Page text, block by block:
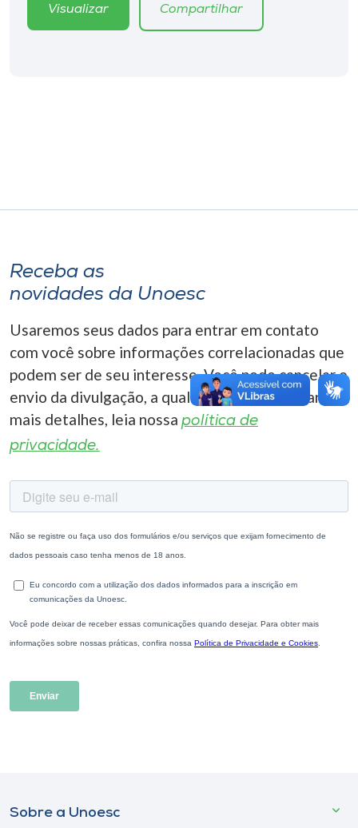
Rádio
o idioma
A-
Visualizar Compartilhar
Receba as
novidades da Unoesc
Usaremos seus dados para entrar em contato
com você sobre informações correlacionadas que
podem ser de seu interesse. Você pode cancelar o
envio da divulgação, a qualquer momento. Para
mais detalhes, leia nossa política de
privacidade.
Sobre a Unoesc